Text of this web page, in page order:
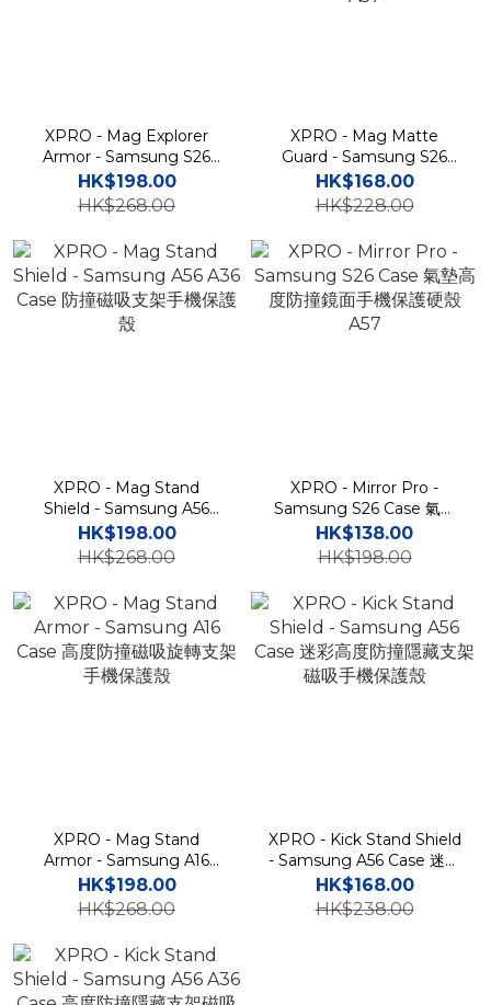
XPRO - Mag Explorer
Armor - Samsung S26
Ultra Case 高度防撞磁吸支
架手機保護殼 A57
HK$198.00
HK$268.00
XPRO - Mag Matte
Guard - Samsung S26
Ultra Case 高度防撞磁吸防
滑舒適手感磨砂手機保護殼
HK$168.00
HK$228.00
XPRO - Mag Stand
Shield - Samsung A56
A36 Case 防撞磁吸支架手
機保護殼
HK$198.00
HK$268.00
XPRO - Mirror Pro -
Samsung S26 Case 氣墊
高度防撞鏡面手機保護硬殼
A57
HK$138.00
HK$198.00
XPRO - Mag Stand
Armor - Samsung A16
Case 高度防撞磁吸旋轉支
架手機保護殼
HK$198.00
HK$268.00
XPRO - Kick Stand Shield
- Samsung A56 Case 迷彩
高度防撞隱藏支架磁吸手機
保護殼
HK$168.00
HK$238.00